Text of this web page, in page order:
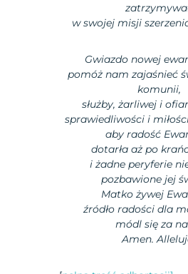
w swojej misji
Gwiazdo nowej
pomóż nam zajaśnieć
komunii,
służby, żarliwej i
sprawiedliwości i
aby radość
dotarła aż po
i żadne peryferie
pozbawione jej
Matko żywej
źródło radości dla
módl się za
Amen.